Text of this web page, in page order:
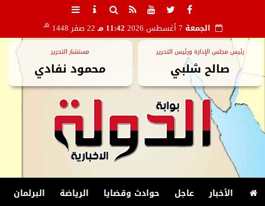
الجمعة 11:42 مـ 22 صفر 1448 هـ
رئيس مجلس الإدارة ورئيس التحرير
صالح شلبي
مستشار التحرير
محمود نفادي
الأخبار عاجل حوادث وقضايا الرياضة البرلمان